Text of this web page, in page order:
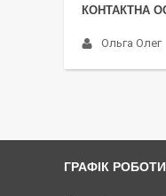
Ольга Олег
ГРАФІК РОБОТИ